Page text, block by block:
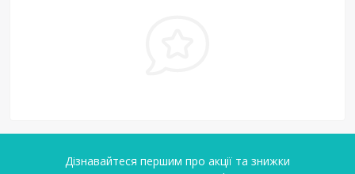
Дізнавайтеся першим про акції та знижки